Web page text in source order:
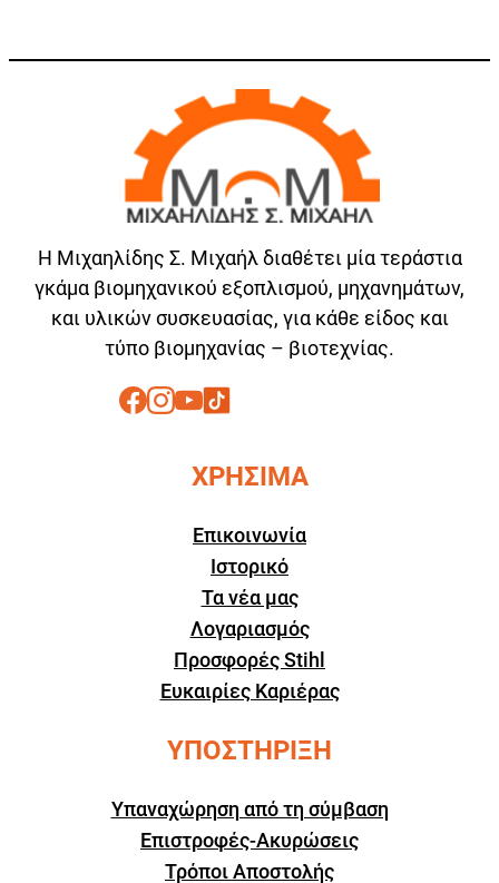
Η Μιχαηλίδης Σ. Μιχαήλ διαθέτει μία τεράστια
γκάμα βιομηχανικού εξοπλισμού, μηχανημάτων,
και υλικών συσκευασίας, για κάθε είδος και
τύπο βιομηχανίας – βιοτεχνίας.
ΧΡΗΣΙΜΑ
Επικοινωνία
Ιστορικό
Τα νέα μας
Λογαριασμός
Προσφορές Stihl
Ευκαιρίες Καριέρας
ΥΠΟΣΤΗΡΙΞΗ
Υπαναχώρηση από τη σύμβαση
Επιστροφές-Ακυρώσεις
Τρόποι Αποστολής